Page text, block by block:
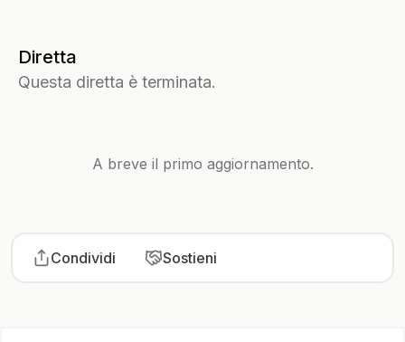
Diretta
Questa diretta è terminata.
A breve il primo aggiornamento.
Condividi Sostieni